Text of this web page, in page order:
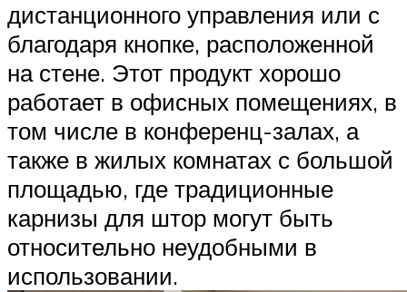
дистанционного управления или с
благодаря кнопке, расположенной
на стене. Этот продукт хорошо
работает в офисных помещениях, в
том числе в конференц-залах, а
также в жилых комнатах с большой
площадью, где традиционные
карнизы для штор могут быть
относительно неудобными в
использовании.